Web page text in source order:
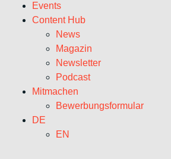
Events
Content Hub
News
Magazin
Newsletter
Podcast
Mitmachen
Bewerbungsformular
DE
EN